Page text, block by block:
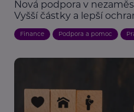
Nová podpora v
Vyšší částky a lepší
Finance Podpora a pomoc